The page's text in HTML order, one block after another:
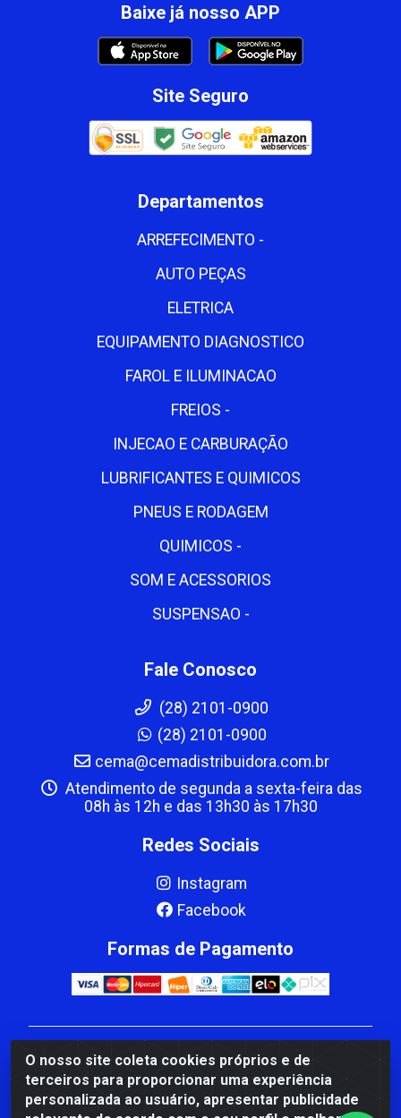
O nosso site coleta cookies próprios e de
terceiros para proporcionar uma experiência
personalizada ao usuário, apresentar publicidade
Baixe já nosso APP
Site Seguro
Departamentos
ARREFECIMENTO -
AUTO PEÇAS
ELETRICA
EQUIPAMENTO DIAGNOSTICO
FAROL E ILUMINACAO
FREIOS -
INJECAO E CARBURAÇÃO
LUBRIFICANTES E QUIMICOS
PNEUS E RODAGEM
QUIMICOS -
SOM E ACESSORIOS
SUSPENSAO -
Fale Conosco
(28) 2101-0900
(28) 2101-0900
cema@cemadistribuidora.com.br
Atendimento de segunda a sexta-feira das
08h às 12h e das 13h30 às 17h30
Redes Sociais
Instagram
Facebook
Formas de Pagamento
CBP MACEDO COMERCIO PEÇAS LTDA Matriz - av
Mauro Miranda Madureira, 1249 - Coramara , Cachoeiro
de Itapemirim/ES - CEP 29.311-310 - CNPJ
00.502.680/0001-41